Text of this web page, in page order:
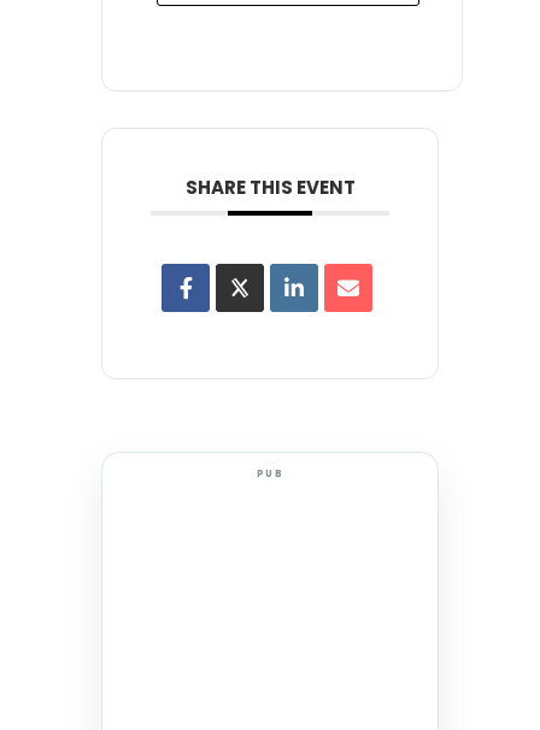
SHARE THIS EVENT
PUB